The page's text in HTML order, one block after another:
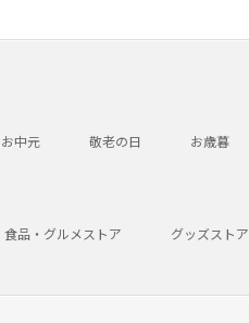
お中元 敬老の日 お歳暮
食品・グルメストア グッズストア